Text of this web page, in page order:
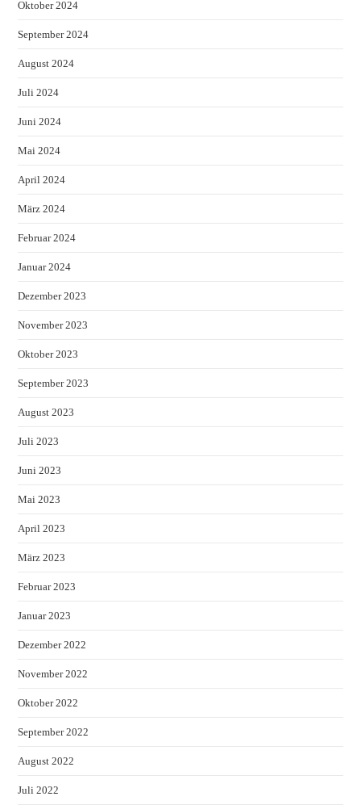
Oktober 2024
September 2024
August 2024
Juli 2024
Juni 2024
Mai 2024
April 2024
März 2024
Februar 2024
Januar 2024
Dezember 2023
November 2023
Oktober 2023
September 2023
August 2023
Juli 2023
Juni 2023
Mai 2023
April 2023
März 2023
Februar 2023
Januar 2023
Dezember 2022
November 2022
Oktober 2022
September 2022
August 2022
Juli 2022